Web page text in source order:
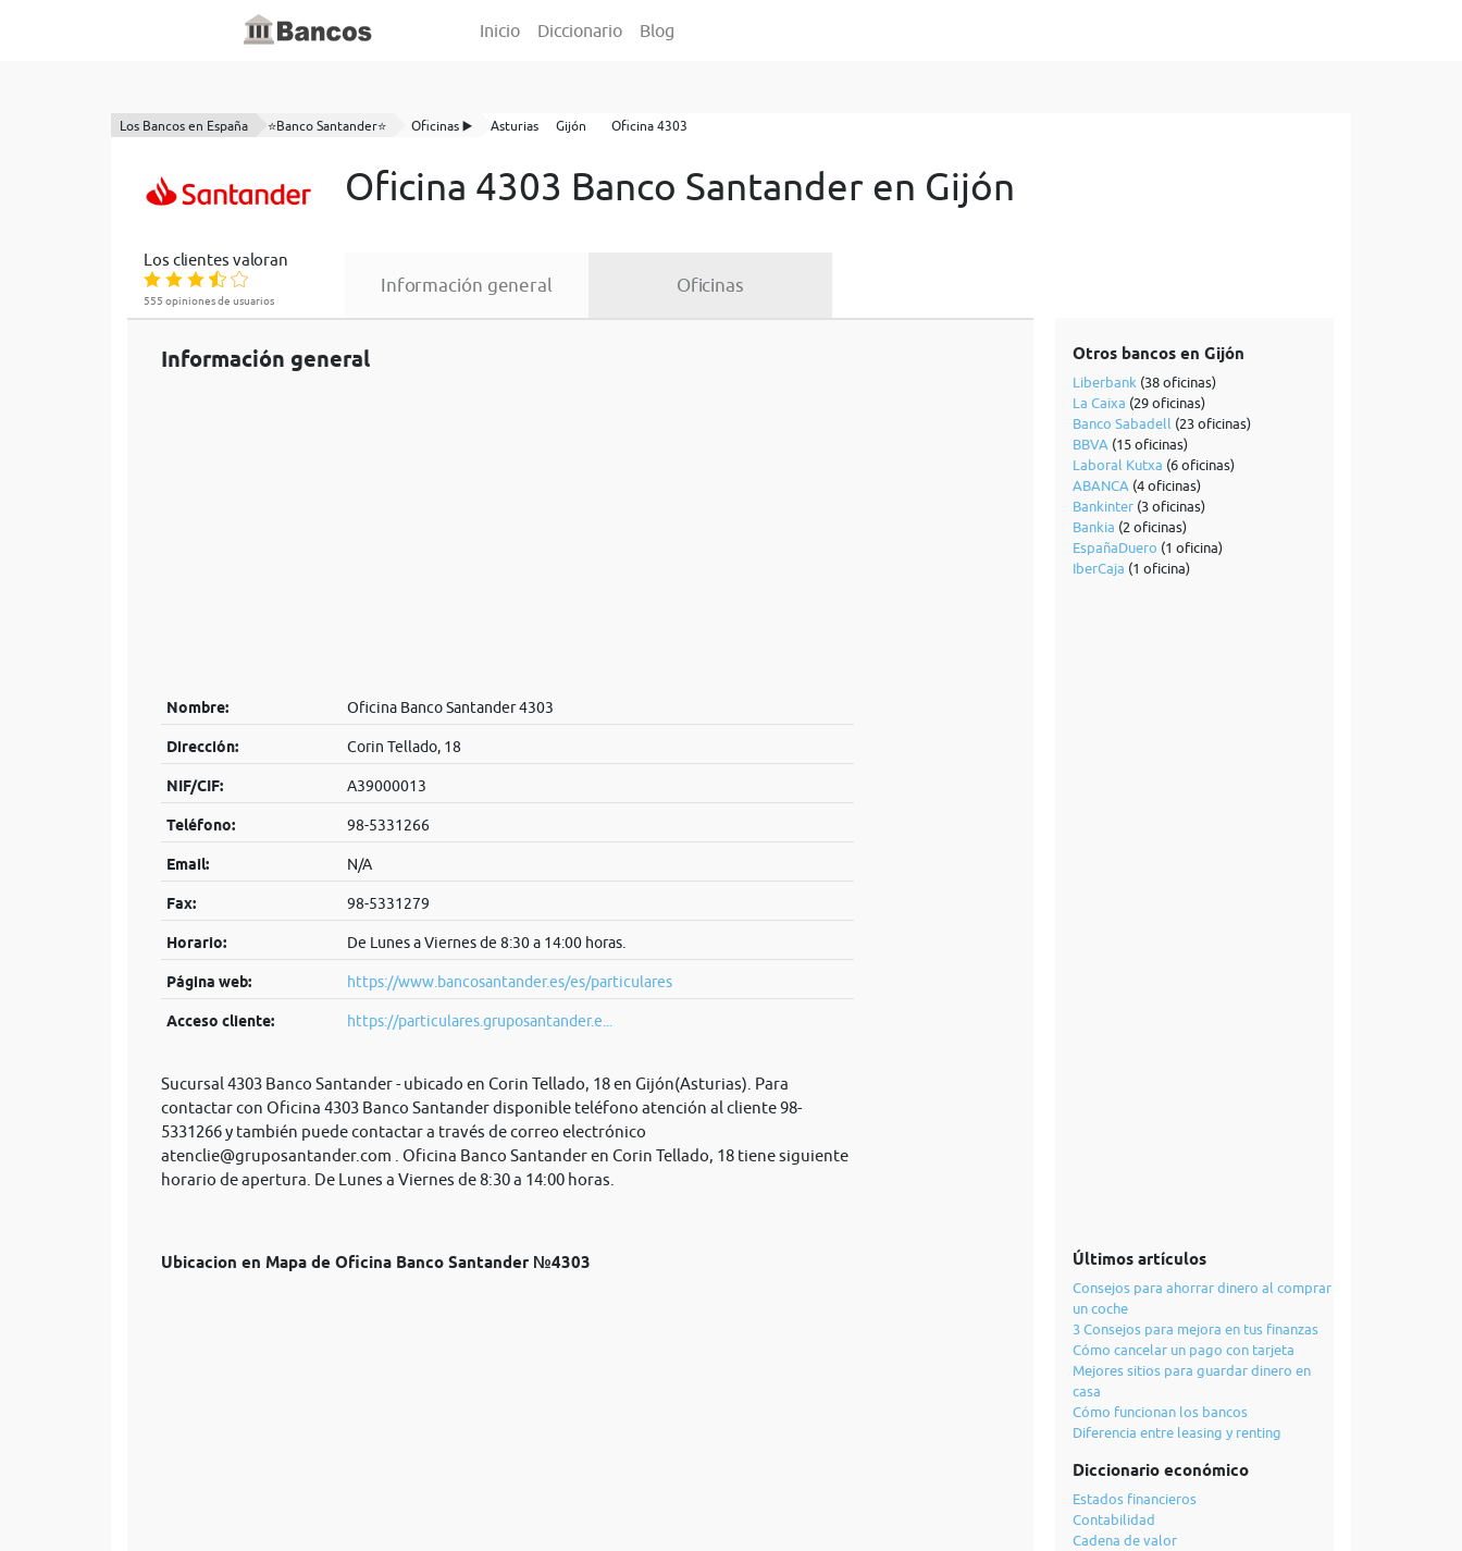
Inicio Diccionario Blog
Los Bancos en España ⭐Banco Santander⭐ Oficinas ▶️ Asturias Gijón Oficina 4303
Oficina 4303 Banco Santander en Gijón
Los clientes valoran
555 opiniones de usuarios
Información general Oficinas
Información general
Nombre: Oficina Banco Santander 4303
Dirección: Corin Tellado, 18
NIF/CIF: A39000013
Teléfono: 98-5331266
Email: N/A
Fax: 98-5331279
Horario: De Lunes a Viernes de 8:30 a 14:00 horas.
Página web: https://www.bancosantander.es/es/particulares
Acceso cliente: https://particulares.gruposantander.e...
Sucursal 4303 Banco Santander - ubicado en Corin Tellado, 18 en Gijón(Asturias). Para
contactar con Oficina 4303 Banco Santander disponible teléfono atención al cliente 98-
5331266 y también puede contactar a través de correo electrónico
atenclie@gruposantander.com . Oficina Banco Santander en Corin Tellado, 18 tiene siguiente
horario de apertura. De Lunes a Viernes de 8:30 a 14:00 horas.
Ubicacion en Mapa de Oficina Banco Santander №4303
Otros bancos en Gijón
Liberbank (38 oficinas)
La Caixa (29 oficinas)
Banco Sabadell (23 oficinas)
BBVA (15 oficinas)
Laboral Kutxa (6 oficinas)
ABANCA (4 oficinas)
Bankinter(3 oficinas)
Bankia (2 oficinas)
EspañaDuero (1 oficina)
IberCaja (1 oficina)
Últimos artículos
Consejos para ahorrar dinero al comprar
un coche
3 Consejos para mejora en tus finanzas
Cómo cancelar un pago con tarjeta
Mejores sitios para guardar dinero en
casa
Cómo funcionan los bancos
Diferencia entre leasing y renting
Diccionario económico
Estados financieros
Contabilidad
Cadena de valor